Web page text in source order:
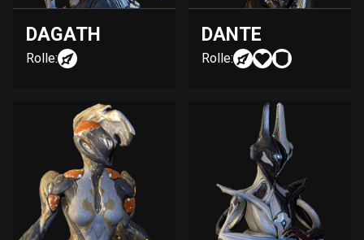
DAGATH
Rolle:
DANTE
Rolle: